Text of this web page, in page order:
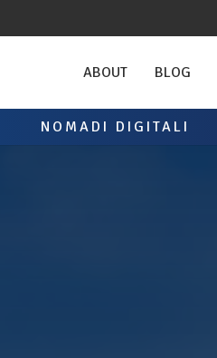
ABOUT BLOG
NOMADI DIGITALI